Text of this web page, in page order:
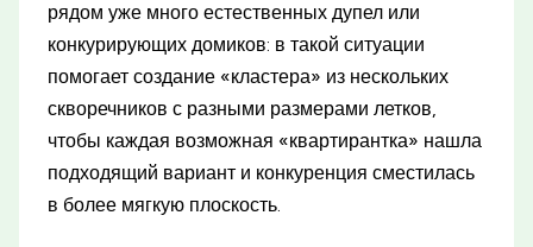
рядом уже много естественных дупел или
конкурирующих домиков: в такой ситуации
помогает создание «кластера» из нескольких
скворечников с разными размерами летков,
чтобы каждая возможная «квартирантка» нашла
подходящий вариант и конкуренция сместилась
в более мягкую плоскость.